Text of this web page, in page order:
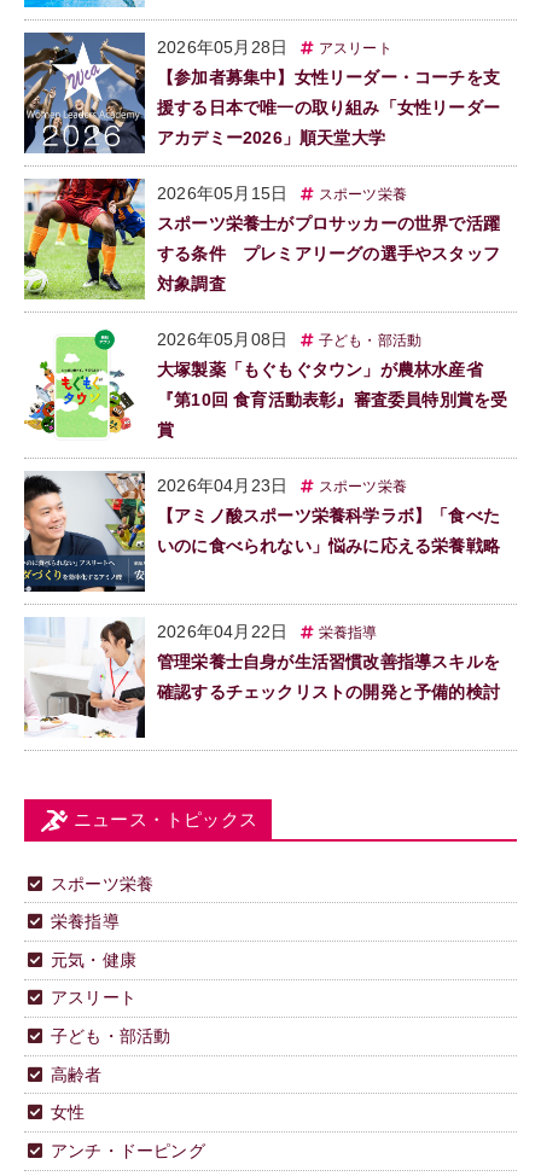
2026年05月28日 アスリート
【参加者募集中】女性リーダー・コーチを支
援する日本で唯一の取り組み「女性リーダー
アカデミー2026」順天堂大学
2026年05月15日 スポーツ栄養
スポーツ栄養士がプロサッカーの世界で活躍
する条件 プレミアリーグの選手やスタッフ
対象調査
2026年05月08日 子ども・部活動
大塚製薬「もぐもぐタウン」が農林水産省
『第10回 食育活動表彰』審査委員特別賞を受
賞
2026年04月23日 スポーツ栄養
【アミノ酸スポーツ栄養科学ラボ】「食べた
いのに食べられない」悩みに応える栄養戦略
2026年04月22日 栄養指導
管理栄養士自身が生活習慣改善指導スキルを
確認するチェックリストの開発と予備的検討
ニュース・トピックス
スポーツ栄養
栄養指導
元気・健康
アスリート
子ども・部活動
高齢者
女性
アンチ・ドーピング